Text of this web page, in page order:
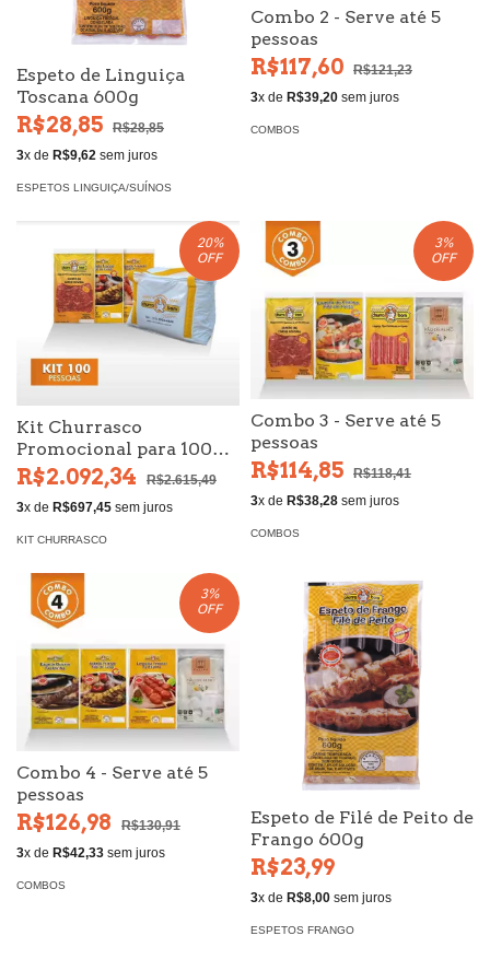
Espeto de Linguiça
Toscana 600g
R$28,85
R$28,85
3x de R$9,62 sem juros
ESPETOS LINGUIÇA/SUÍNOS
Combo 2 - Serve até 5
pessoas
R$117,60
R$121,23
3x de R$39,20 sem juros
COMBOS
20%
OFF
Kit Churrasco
Promocional para 100
Pessoas
R$2.092,34
R$2.615,49
3x de R$697,45 sem juros
KIT CHURRASCO
3%
OFF
Combo 3 - Serve até 5
pessoas
R$114,85
R$118,41
3x de R$38,28 sem juros
COMBOS
3%
OFF
Combo 4 - Serve até 5
pessoas
R$126,98
R$130,91
3x de R$42,33 sem juros
COMBOS
Espeto de Filé de Peito de
Frango 600g
R$23,99
3x de R$8,00 sem juros
ESPETOS FRANGO